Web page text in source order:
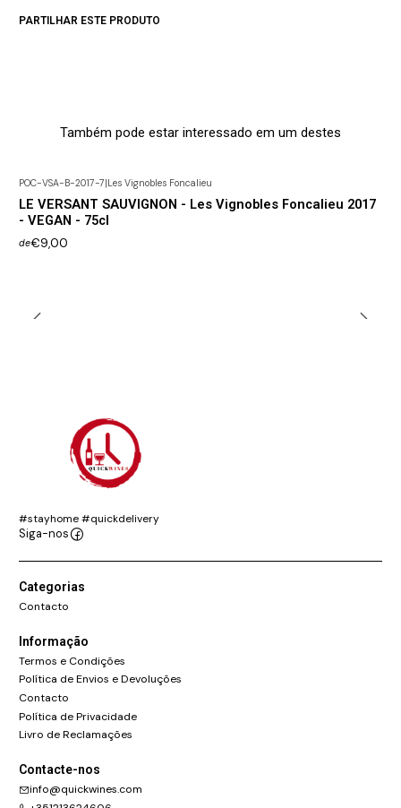
PARTILHAR ESTE PRODUTO
Também pode estar interessado em um destes
POC-VSA-B-2017-7|Les Vignobles Foncalieu
LE VERSANT SAUVIGNON - Les Vignobles Foncalieu 2017
- VEGAN - 75cl
de€9,00
#stayhome #quickdelivery
Siga-nos
Categorias
Contacto
Informação
Termos e Condições
Política de Envios e Devoluções
Contacto
Política de Privacidade
Livro de Reclamações
Contacte-nos
info@quickwines.com